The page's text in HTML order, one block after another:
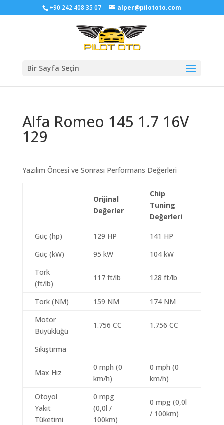
+90 242 408 35 07 alper@pilototo.com
Bir Sayfa Seçin
Alfa Romeo 145 1.7 16V
129
Yazılım Öncesi ve Sonrası Performans Değerleri
Orijinal
Değerler
Chip
Tuning
Değerleri
Güç (hp) 129 HP
141 HP
Güç (kW)
95 kW
104 kW
Tork
(ft/lb)
117 ft/lb 128 ft/lb
Tork (NM) 159 NM
174 NM
Motor
Büyüklüğü
1.756 CC 1.756 CC
Sıkıştırma
Max Hız
0 mph (0
km/h)
0 mph (0
km/h)
Otoyol
Yakıt
Tüketimi
0 mpg
(0,0l /
100km)
0 mpg (0,0l
/ 100km)